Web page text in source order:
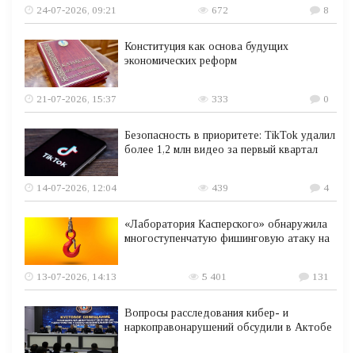
24-07-2026, 09:21
672 8
Конституция как основа будущих
экономических реформ
21-07-2026, 15:37 333 0
Безопасность в приоритете: TikTok удалил
более 1,2 млн видео за первый квартал
14-07-2026, 12:04 439 4
«Лаборатория Касперского» обнаружила
многоступенчатую фишинговую атаку на
13-07-2026, 14:13 5 401 131
Вопросы расследования кибер- и
наркоправонарушений обсудили в Актобе